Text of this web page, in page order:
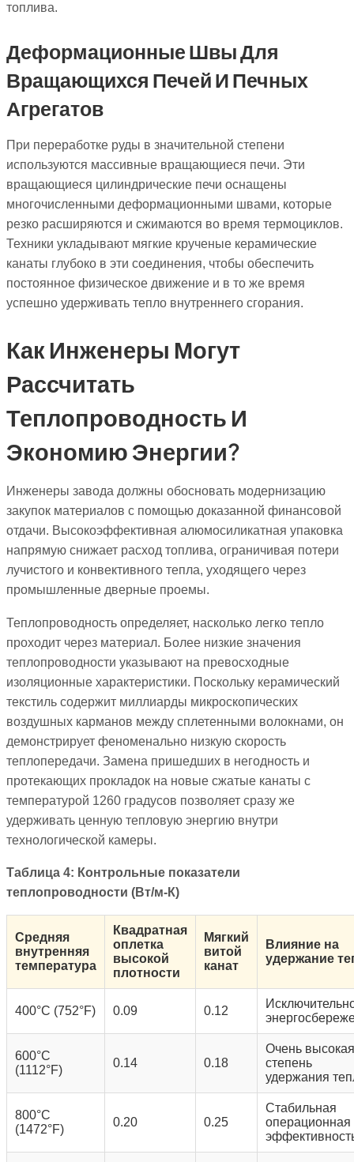
топлива.
Деформационные Швы Для
Вращающихся Печей И Печных
Агрегатов
При переработке руды в значительной степени
используются массивные вращающиеся печи. Эти
вращающиеся цилиндрические печи оснащены
многочисленными деформационными швами, которые
резко расширяются и сжимаются во время термоциклов.
Техники укладывают мягкие крученые керамические
канаты глубоко в эти соединения, чтобы обеспечить
постоянное физическое движение и в то же время
успешно удерживать тепло внутреннего сгорания.
Как Инженеры Могут
Рассчитать
Теплопроводность И
Экономию Энергии?
Инженеры завода должны обосновать модернизацию
закупок материалов с помощью доказанной финансовой
отдачи. Высокоэффективная алюмосиликатная упаковка
напрямую снижает расход топлива, ограничивая потери
лучистого и конвективного тепла, уходящего через
промышленные дверные проемы.
Теплопроводность определяет, насколько легко тепло
проходит через материал. Более низкие значения
теплопроводности указывают на превосходные
изоляционные характеристики. Поскольку керамический
текстиль содержит миллиарды микроскопических
воздушных карманов между сплетенными волокнами, он
демонстрирует феноменально низкую скорость
теплопередачи. Замена пришедших в негодность и
протекающих прокладок на новые сжатые канаты с
температурой 1260 градусов позволяет сразу же
удерживать ценную тепловую энергию внутри
технологической камеры.
Таблица 4: Контрольные показатели
теплопроводности (Вт/м-К)
Средняя
внутренняя
температура
Квадратная
оплетка
высокой
плотности
Мягкий
витой
канат
Влияние на
удержание
400°C (752°F) 0.09 0.12
600°C
(1112°F)
0.14 0.18
Очень высокая
степень
удержания
800°C
(1472°F)
0.20 0.25
Стабильная
операционная